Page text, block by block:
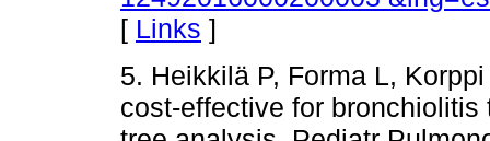
[ Links ]
5. Heikkilä P, Forma L,
cost-effective for